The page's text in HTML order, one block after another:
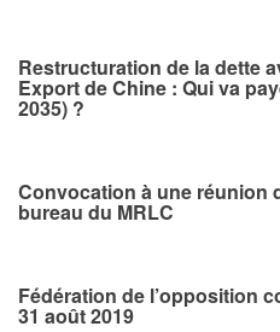
Restructuration de la dette
Export de Chine : Qui va
2035) ?
Convocation à une réunion
bureau du MRLC
Fédération de l’opposition
31 août 2019